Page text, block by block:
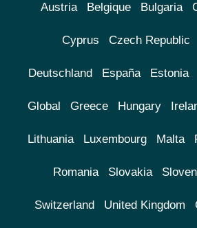
Austria Belgique Bulgaria
Cyprus Czech Republic
Deutschland España Estonia
Global Greece Hungary
Lithuania Luxembourg Malta
Romania Slovakia
Switzerland United Kingdom